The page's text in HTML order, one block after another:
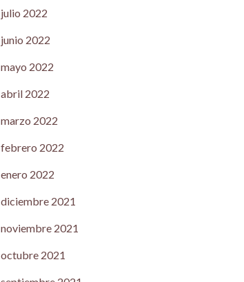
julio 2022
junio 2022
mayo 2022
abril 2022
marzo 2022
febrero 2022
enero 2022
diciembre 2021
noviembre 2021
octubre 2021